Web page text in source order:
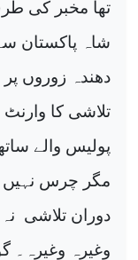
تھا مخبر کی
شاہ پاکستان
دھندہ زوروں
تلاشی کا وارنٹ
پولیس والے
مگر چرس نہیں
دوران تلاشی
وغیرہ وغیرہ۔